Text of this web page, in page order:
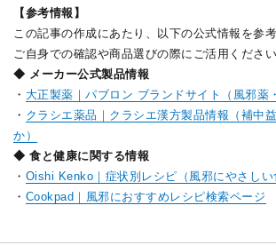
【参考情報】
この記事の作成にあたり、以下の公式情報を参
ご自身での確認や商品選びの際にご活用ください
◆ メーカー公式製品情報
・ 大正製薬｜パブロン ブランドサイト（風邪薬
・ クラシエ薬品｜クラシエ漢方製品情報（補中
か）
◆食と健康に関する情報
・ Oishi Kenko｜症状別レシピ（風邪にやさしい
・ Cookpad｜風邪におすすめレシピ検索ページ